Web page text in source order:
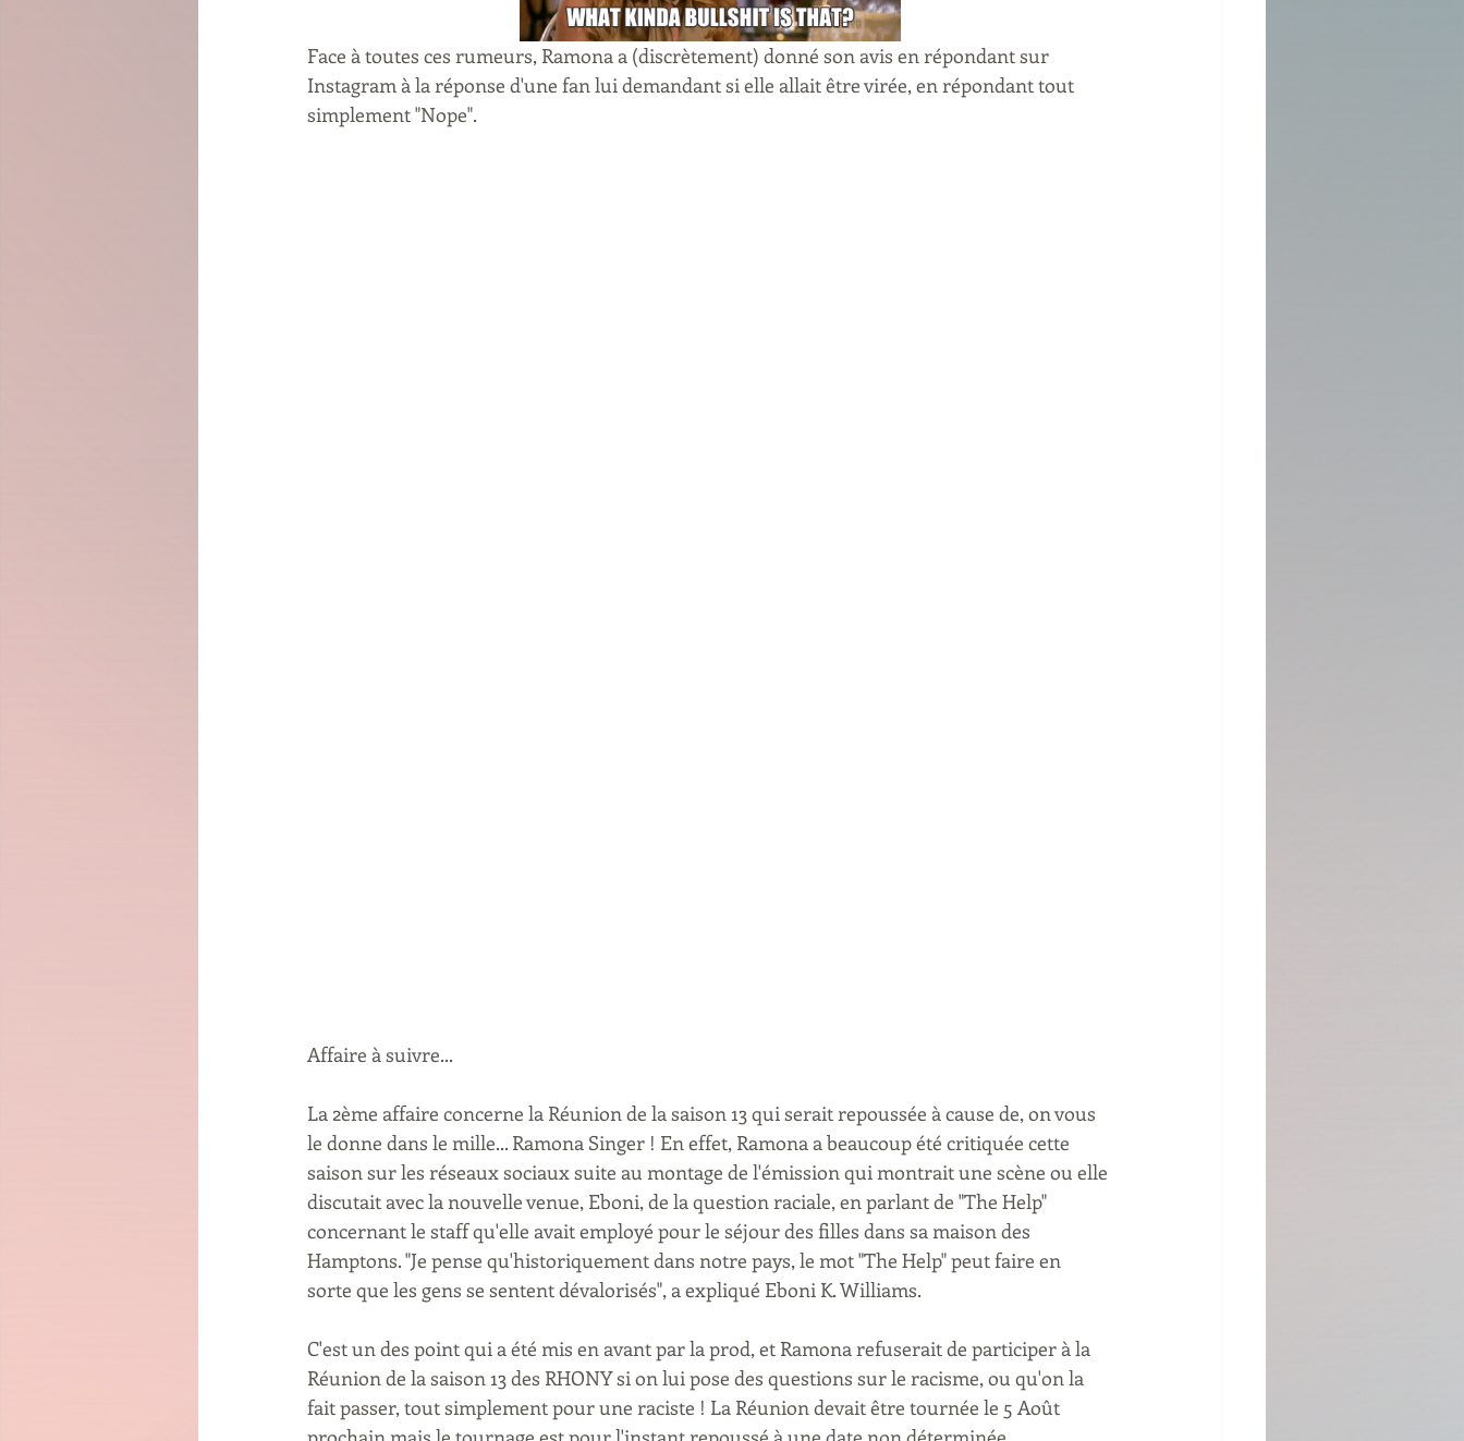
Face à toutes ces rumeurs, Ramona a (discrètement) donné son avis en répondant sur
Instagram à la réponse d'une fan lui demandant si elle allait être virée, en répondant tout
simplement "Nope".
Affaire à suivre...
La 2ème affaire concerne la Réunion de la saison 13 qui serait repoussée à cause de, on vous
le donne dans le mille... Ramona Singer ! En effet, Ramona a beaucoup été critiquée cette
saison sur les réseaux sociaux suite au montage de l'émission qui montrait une scène ou elle
discutait avec la nouvelle venue, Eboni, de la question raciale, en parlant de "The Help"
concernant le staff qu'elle avait employé pour le séjour des filles dans sa maison des
Hamptons. "Je pense qu'historiquement dans notre pays, le mot "The Help" peut faire en
sorte que les gens se sentent dévalorisés", a expliqué Eboni K. Williams.
C'est un des point qui a été mis en avant par la prod, et Ramona refuserait de participer à la
Réunion de la saison 13 des RHONY si on lui pose des questions sur le racisme, ou qu'on la
fait passer, tout simplement pour une raciste ! La Réunion devait être tournée le 5 Août